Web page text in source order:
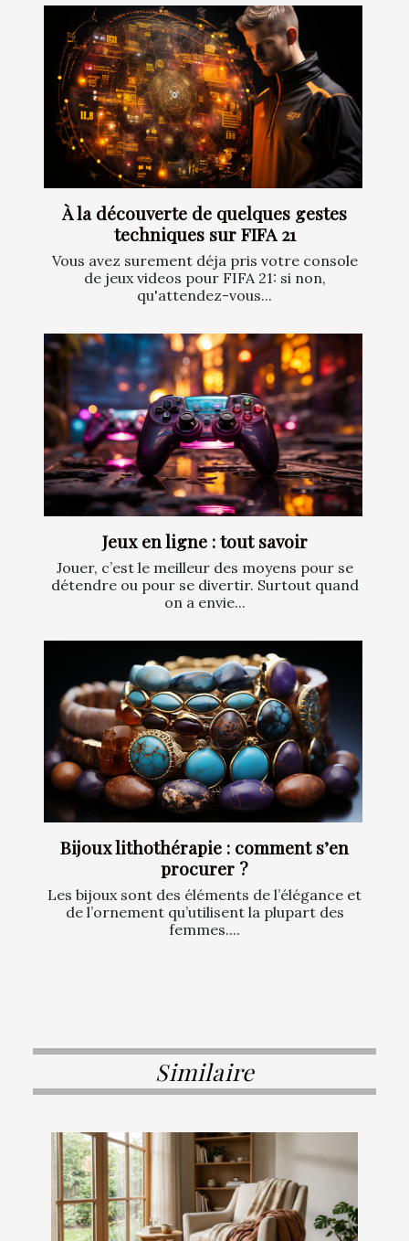
À la découverte de quelques gestes
techniques sur FIFA 21
Vous avez surement déja pris votre console
de jeux videos pour FIFA 21: si non,
qu'attendez-vous...
Jeux en ligne : tout savoir
Jouer, c’est le meilleur des moyens pour se
détendre ou pour se divertir. Surtout quand
on a envie...
Bijoux lithothérapie : comment s’en
procurer ?
Les bijoux sont des éléments de l’élégance et
de l’ornement qu’utilisent la plupart des
femmes....
Similaire